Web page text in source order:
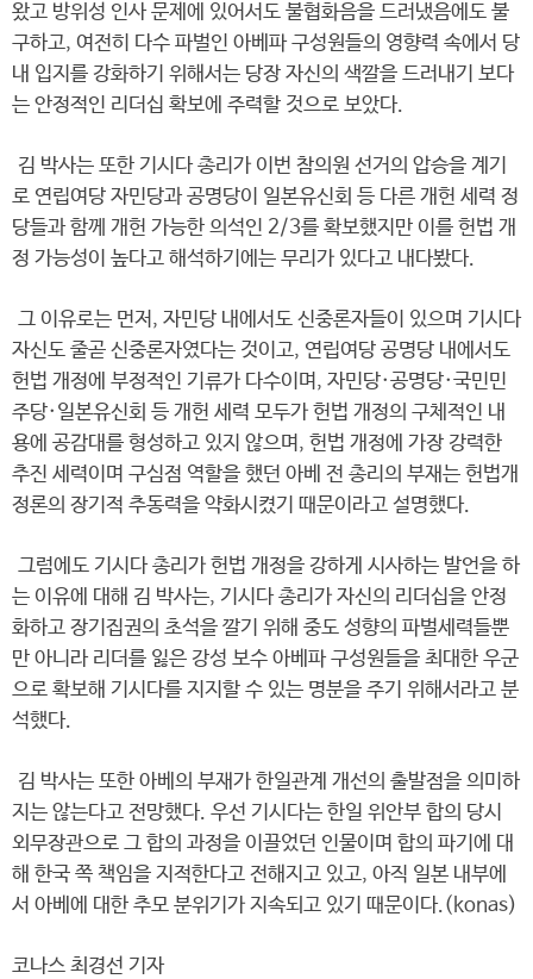
왔고 방위성 인사 문제에 있어서도 불협화음을 드러냈음에도 불
구하고, 여전히 다수 파벌인 아베파 구성원들의 영향력 속에서 당
내 입지를 강화하기 위해서는 당장 자신의 색깔을 드러내기 보다
는 안정적인 리더십 확보에 주력할 것으로 보았다.
김 박사는 또한 기시다 총리가 이번 참의원 선거의 압승을 계기
로 연립여당 자민당과 공명당이 일본유신회 등 다른 개헌 세력 정
당들과 함께 개헌 가능한 의석인 2/3를 확보했지만 이를 헌법 개
정 가능성이 높다고 해석하기에는 무리가 있다고 내다봤다.
그 이유로는 먼저, 자민당 내에서도 신중론자들이 있으며 기시다
자신도 줄곧 신중론자였다는 것이고, 연립여당 공명당 내에서도
헌법 개정에 부정적인 기류가 다수이며, 자민당·공명당·국민민
주당·일본유신회 등 개헌 세력 모두가 헌법 개정의 구체적인 내
용에 공감대를 형성하고 있지 않으며, 헌법 개정에 가장 강력한
추진 세력이며 구심점 역할을 했던 아베 전 총리의 부재는 헌법개
정론의 장기적 추동력을 약화시켰기 때문이라고 설명했다.
그럼에도 기시다 총리가 헌법 개정을 강하게 시사하는 발언을 하
는 이유에 대해 김 박사는, 기시다 총리가 자신의 리더십을 안정
화하고 장기집권의 초석을 깔기 위해 중도 성향의 파벌세력들뿐
만 아니라 리더를 잃은 강성 보수 아베파 구성원들을 최대한 우군
으로 확보해 기시다를 지지할 수 있는 명분을 주기 위해서라고 분
석했다.
김 박사는 또한 아베의 부재가 한일관계 개선의 출발점을 의미하
지는 않는다고 전망했다. 우선 기시다는 한일 위안부 합의 당시
외무장관으로 그 합의 과정을 이끌었던 인물이며 합의 파기에 대
해 한국 쪽 책임을 지적한다고 전해지고 있고, 아직 일본 내부에
서 아베에 대한 추모 분위기가 지속되고 있기 때문이다.(konas)
코나스 최경선 기자